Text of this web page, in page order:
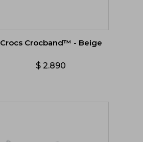
Crocs Crocband™ - Beige
$ 2.890